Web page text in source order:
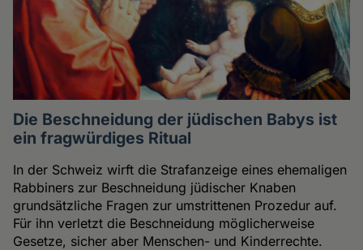
Die Beschneidung der jüdischen Babys ist
ein fragwürdiges Ritual
In der Schweiz wirft die Strafanzeige eines ehemaligen
Rabbiners zur Beschneidung jüdischer Knaben
grundsätzliche Fragen zur umstrittenen Prozedur auf.
Für ihn verletzt die Beschneidung möglicherweise
Gesetze, sicher aber Menschen- und Kinderrechte.